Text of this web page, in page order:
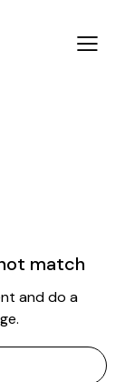
match
and do a
.